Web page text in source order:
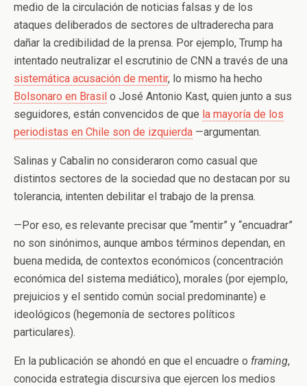
medio de la circulación de noticias falsas y de los
ataques deliberados de sectores de ultraderecha para
dañar la credibilidad de la prensa. Por ejemplo, Trump ha
intentado neutralizar el escrutinio de CNN a través de una
sistemática acusación de mentir, lo mismo ha hecho
Bolsonaro en Brasil o José Antonio Kast, quien junto a sus
seguidores, están convencidos de que la mayoría de los
periodistas en Chile son de izquierda —argumentan.
Salinas y Cabalin no consideraron como casual que
distintos sectores de la sociedad que no destacan por su
tolerancia, intenten debilitar el trabajo de la prensa.
—Por eso, es relevante precisar que “mentir” y “encuadrar”
no son sinónimos, aunque ambos términos dependan, en
buena medida, de contextos económicos (concentración
económica del sistema mediático), morales (por ejemplo,
prejuicios y el sentido común social predominante) e
ideológicos (hegemonía de sectores políticos
particulares).
En la publicación se ahondó en que el encuadre o framing,
conocida estrategia discursiva que ejercen los medios